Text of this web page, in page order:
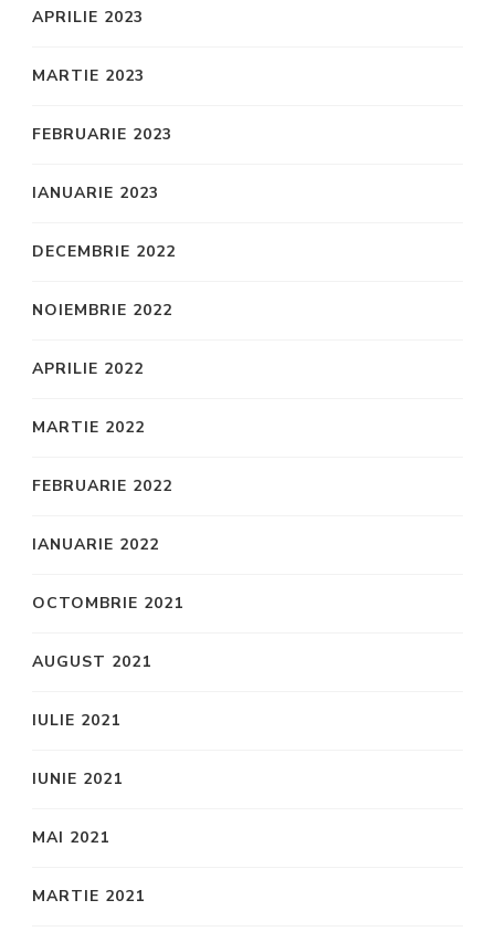
APRILIE 2023
MARTIE 2023
FEBRUARIE 2023
IANUARIE 2023
DECEMBRIE 2022
NOIEMBRIE 2022
APRILIE 2022
MARTIE 2022
FEBRUARIE 2022
IANUARIE 2022
OCTOMBRIE 2021
AUGUST 2021
IULIE 2021
IUNIE 2021
MAI 2021
MARTIE 2021